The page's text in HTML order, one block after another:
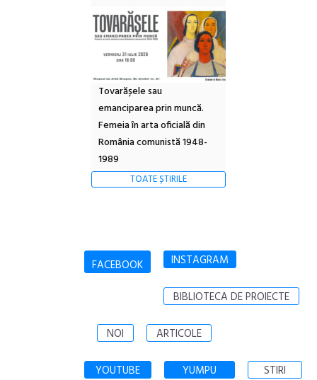
Tovarășele sau
emanciparea prin muncă.
Femeia în arta oficială din
România comunistă 1948-
1989
TOATE ȘTIRILE
FACEBOOK INSTAGRAM
BIBLIOTECA DE PROIECTE
NOI ARTICOLE
YOUTUBE YUMPU STIRI